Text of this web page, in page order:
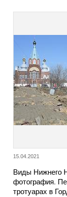
15.04.2021
Виды Нижнего
фотография.
тротуарах в